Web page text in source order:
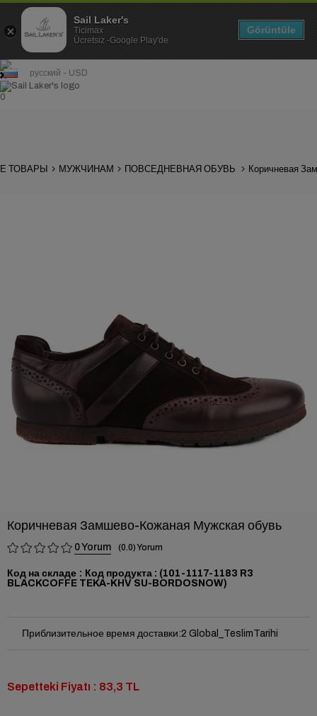
русский - USD
0
ТОВАРЫ МУЖЧИНАМ ПОВСЕДНЕВНАЯ ОБУВЬ
Коричневая Замшево-Кожаная Мужская обувь
0 0.0
Код на складе
(101-1117-1183 R3
BLACKCOFFE TEKA-KHV SU-BORDOSNOW)
Приблизительное время доставки:2 Global_TeslimTarihi
Sepetteki Fiyatı : 83,3 TL
Sail Laker's
Ticimax
Ücretsiz -Google Play'de
Görüntüle